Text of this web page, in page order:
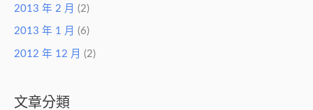
2013 年 2 月 (2)
2013 年 1 月 (6)
2012 年 12 月 (2)
文章分類